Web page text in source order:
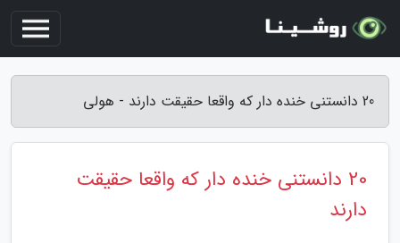
20 دانستنی خنده دار که واقعا حقیقت دارند - هولی
20 دانستنی خنده دار که واقعا حقیقت
دارند